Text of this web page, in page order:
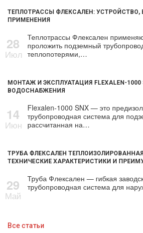
ТЕПЛОТРАССЫ ФЛЕКСАЛЕН: УСТРОЙСТВО,
ПРИМЕНЕНИЯ
28
Июл
Теплотрассы Флексален
проложить подземный
теплопотерями,…
МОНТАЖ И ЭКСПЛУАТАЦИЯ FLEXALEN-
ВОДОСНАБЖЕНИЯ
14
Июн
Flexalen-1000 SNX — это
трубопроводная система для
рассчитанная на…
ТРУБА ФЛЕКСАЛЕН
ТЕХНИЧЕСКИЕ ХАРАКТЕРИСТИКИ И
29
Май
Труба Флексален — гибкая
трубопроводная система для
Все статьи